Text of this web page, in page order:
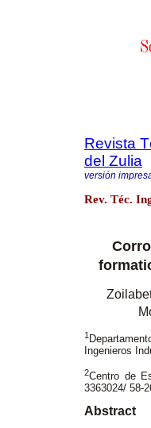
Revista
del Zulia
versión
Rev. Téc.
1
Ingenieros
2Centro de
3363024/ 58-
Abstract